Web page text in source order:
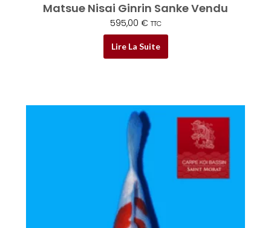
Matsue Nisai Ginrin Sanke Vendu
595,00 € TTC
Lire La Suite